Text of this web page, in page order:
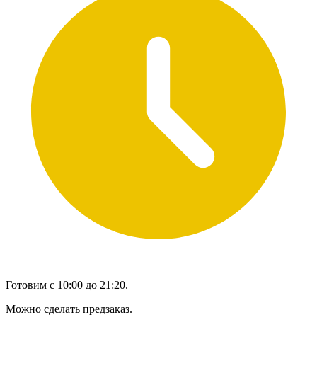
Готовим с 10:00 до 21:20.
Можно сделать предзаказ.